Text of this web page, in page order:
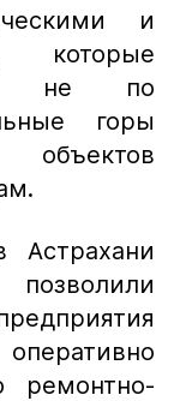
и
которые
не по
горы
ремонтно-